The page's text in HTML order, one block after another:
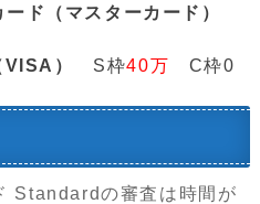
ード（マスターカード）
VISA） S枠40万 C枠0
Standardの審査は時間が